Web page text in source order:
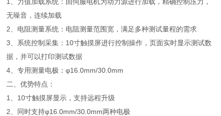
无噪音，连续加载
2、电阻测量系统：电阻测量范围宽，满足多种测试量程的需求
3、系统控制采集：10寸触摸屏进行控制操作，页面实时显示测试数
据，并可以打印测试数据
4、专用测量电极：φ16.0mm/30.0mm
二、优势特点：
1、10寸触摸屏显示，支持远程升级
2、同时支持φ16.0mm/30.0mm两种电极